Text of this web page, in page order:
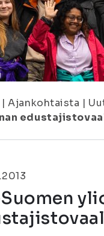
| Ajankohtaista |